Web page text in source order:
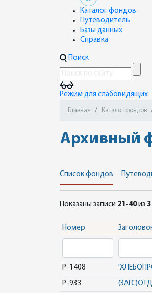
Каталог фондов
Путеводитель
Базы данных
Справка
Поиск
Режим для слабовидящих
Главная Каталог фондов
Архивный
Список фондов
Показаны записи 21-40из
Номер
Р-1408
Р-933